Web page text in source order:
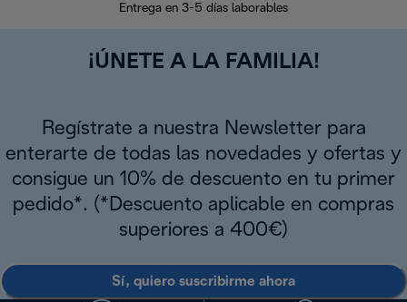
Entrega en 3-5 días laborables
¡ÚNETE A LA FAMILIA!
Regístrate a nuestra Newsletter para
enterarte de todas las novedades y ofertas y
consigue un 10% de descuento en tu primer
pedido*. (*Descuento aplicable en compras
superiores a 400€)
Sí, quiero suscribirme ahora